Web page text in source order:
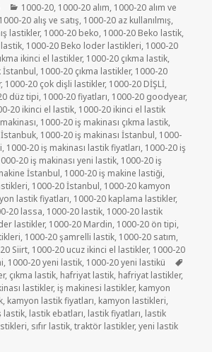
Kategoriler
1000-20, 1000-20 alım, 1000-20 alım ve
1000-20 alış ve satış, 1000-20 az kullanılmış,
lastikler, 1000-20 beko, 1000-20 Beko lastik,
, 1000-20 Beko loder lastikleri, 1000-20
ikinci el lastikler, 1000-20 çıkma lastik,
İstanbul, 1000-20 çıkma lastikler, 1000-20
, 1000-20 çok dişli lastikler, 1000-20 DİŞLİ,
düz tipi, 1000-20 fiyatları, 1000-20 goodyear,
20 ikinci el lastik, 1000-20 ikinci el lastik
, 1000-20 iş makinası çıkma lastik,
İstanbuk, 1000-20 iş makinası İstanbul, 1000-
, 1000-20 iş makinası lastik fiyatları, 1000-20 iş
20 iş makinası yeni lastik, 1000-20 iş
İstanbul, 1000-20 iş makine lastiği,
, 1000-20 İstanbul, 1000-20 kamyon
lastik fiyatları, 1000-20 kaplama lastikler,
20 lassa, 1000-20 lastik, 1000-20 lastik
lastikler, 1000-20 Mardin, 1000-20 ön tipi,
, 1000-20 şamrelli lastik, 1000-20 satım,
Siirt, 1000-20 ucuz ikinci el lastikler, 1000-20
, 1000-20 yeni lastik, 1000-20 yeni lastikü
, çıkma lastik, hafriyat lastik, hafriyat lastikler,
lastikler, iş makinesi lastikler, kamyon
, kamyon lastik fiyatları, kamyon lastikleri,
lastik, lastik ebatları, lastik fiyatları, lastik
, sıfır lastik,traktör lastikler,yeni lastik
1000-20 RÖMORK LASTİKLER için